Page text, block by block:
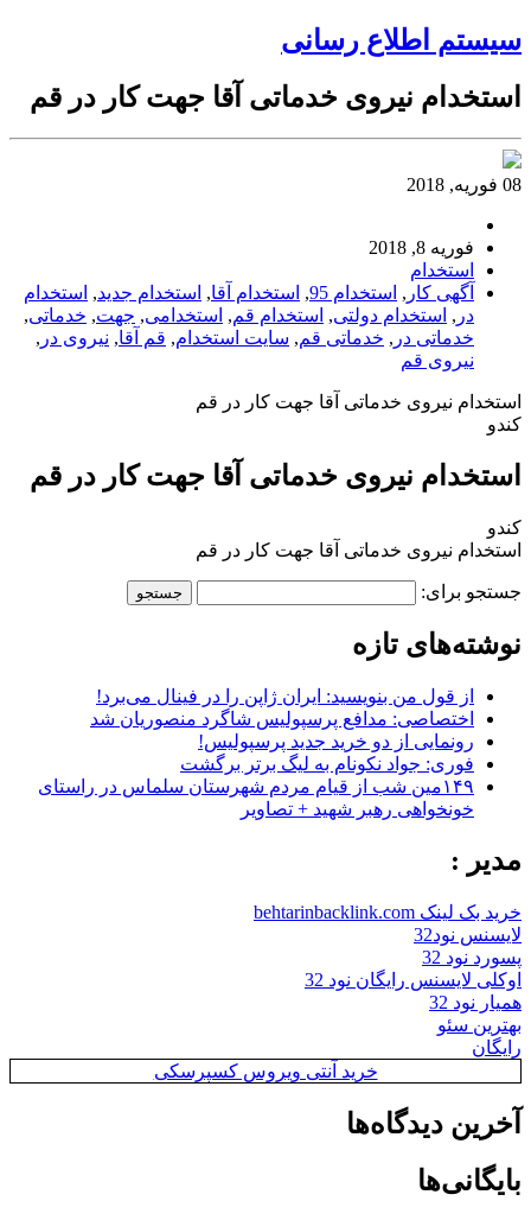
سیستم اطلاع رسانی
استخدام نیروی خدماتی آقا جهت کار در قم
08 فوریه, 2018
فوریه 8, 2018
استخدام
آگهی کار , استخدام 95 , استخدام آقا, استخدام جدید, استخدام
در , استخدام دولتی, استخدام قم, استخدامی, جهت, خدماتی,
خدماتی در , خدماتی قم, سایت استخدام, قم آقا, نیروی در ,
نیروی قم
استخدام نیروی خدماتی آقا جهت کار در قم
کندو
استخدام نیروی خدماتی آقا جهت کار در قم
کندو
استخدام نیروی خدماتی آقا جهت کار در قم
جستجو برای:
نوشته‌های تازه
از قول من بنویسید: ایران ژاپن را در فینال می‌برد!
اختصاصی: مدافع پرسپولیس شاگرد منصوریان شد
رونمایی از دو خرید جدید پرسپولیس!
فوری: جواد نکونام به لیگ برتر برگشت
۱۴۹مین شب از قیام مردم شهرستان سلماس در راستای
خونخواهی رهبر شهید + تصاویر
مدیر :
خرید بک لینک behtarinbacklink.com
لایسنس نود32
پسورد نود 32
اوکلی لایسنس رایگان نود 32
همیار نود 32
بهترین سئو
رایگان
خرید آنتی ویروس کسپرسکی
آخرین دیدگاه‌ها
بایگانی‌ها